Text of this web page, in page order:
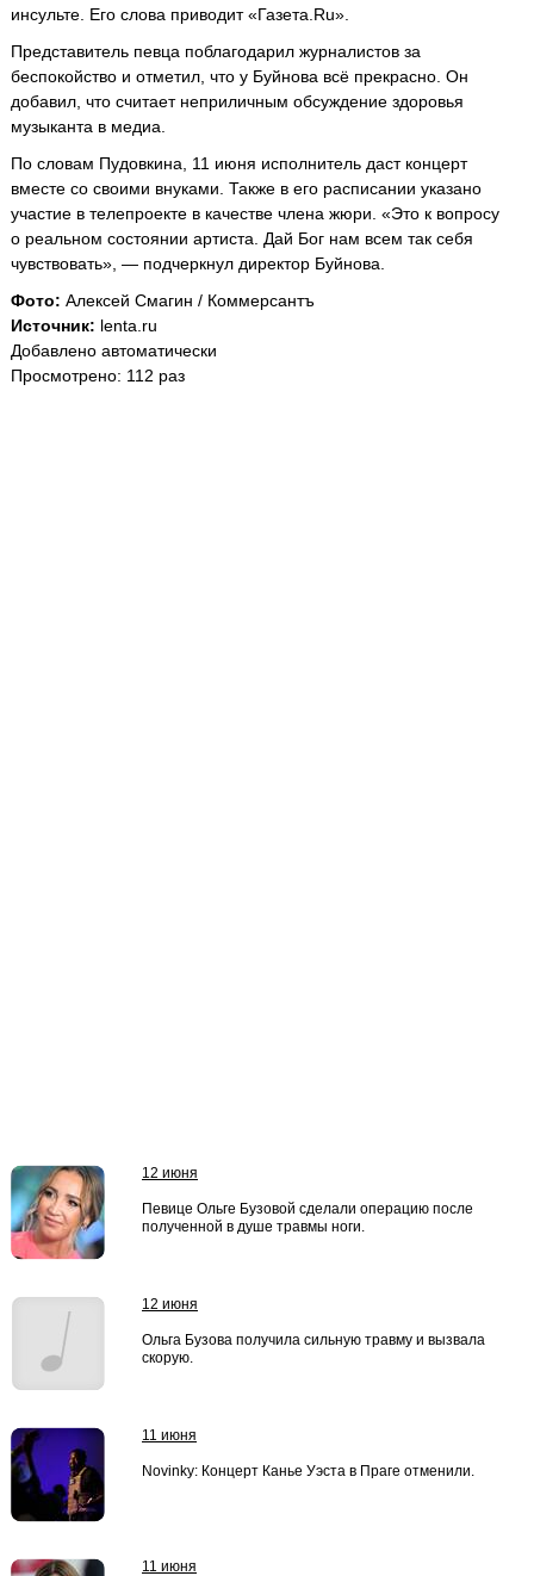
инсульте. Его слова приводит «Газета.Ru».
Представитель певца поблагодарил журналистов за
беспокойство и отметил, что у Буйнова всё прекрасно. Он
добавил, что считает неприличным обсуждение здоровья
музыканта в медиа.
По словам Пудовкина, 11 июня исполнитель даст концерт
вместе со своими внуками. Также в его расписании указано
участие в телепроекте в качестве члена жюри. «Это к вопросу
о реальном состоянии артиста. Дай Бог нам всем так себя
чувствовать», — подчеркнул директор Буйнова.
Фото: Алексей Смагин / Коммерсантъ
Источник: lenta.ru
Добавлено автоматически
Просмотрено: 112 раз
12 июня
Певице Ольге Бузовой сделали операцию после
полученной в душе травмы ноги.
12 июня
Ольга Бузова получила сильную травму и вызвала
скорую.
11 июня
Novinky: Концерт Канье Уэста в Праге отменили.
11 июня